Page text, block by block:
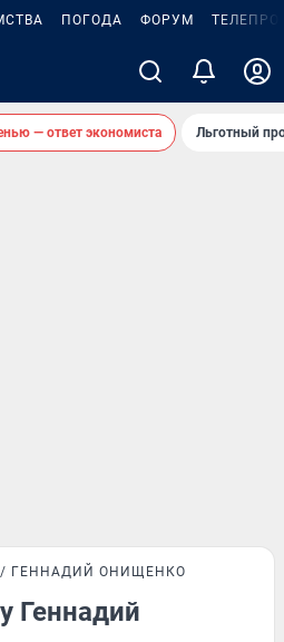
ПОГОДА ФОРУМ
— ответ экономиста Льготный
ГЕННАДИЙ ОНИЩЕНКО
Геннадий